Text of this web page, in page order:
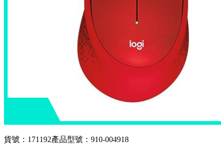
貨號：171192產品型號：910-004918